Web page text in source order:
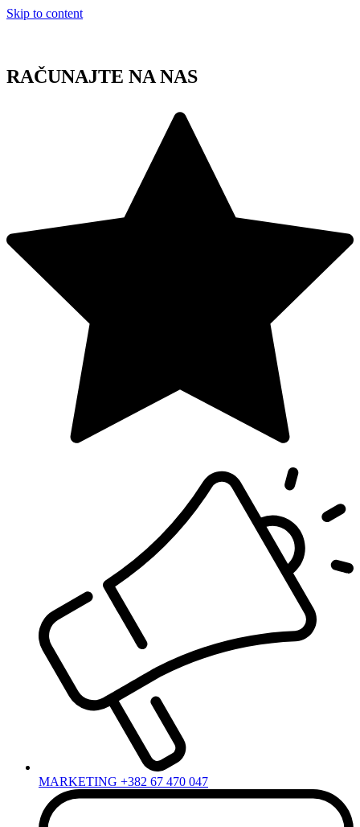
Skip to content
RAČUNAJTE NA NAS
MARKETING +382 67 470 047